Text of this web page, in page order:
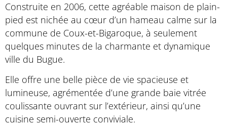
Construite en 2006, cette agréable maison de plain-
pied est nichée au cœur d’un hameau calme sur la
commune de Coux-et-Bigaroque, à seulement
quelques minutes de la charmante et dynamique
ville du Bugue.
Elle offre une belle pièce de vie spacieuse et
lumineuse, agrémentée d’une grande baie vitrée
coulissante ouvrant sur l’extérieur, ainsi qu’une
cuisine semi-ouverte conviviale.